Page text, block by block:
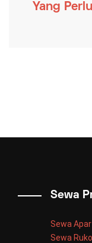
Yang
Sewa
Sewa
Sewa Ruko